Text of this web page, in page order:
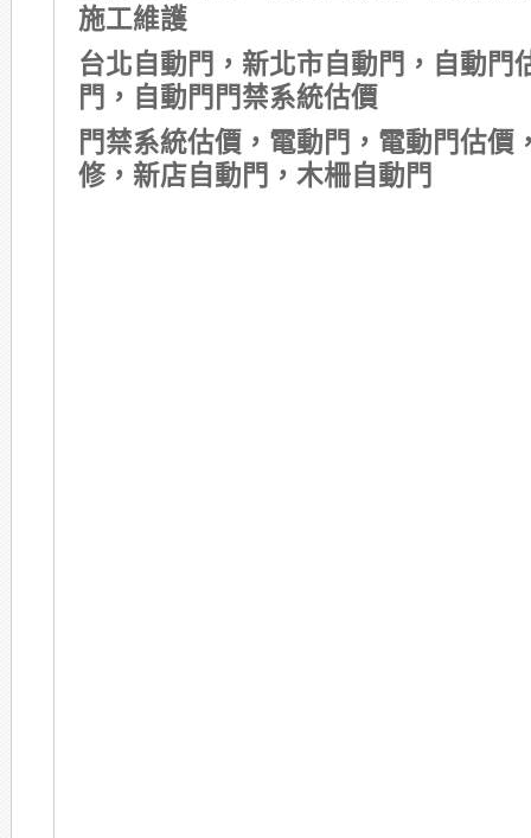
施工維護
台北自動門，新北市自動門，自動門
門，自動門門禁系統估價
門禁系統估價，電動門，電動門估價
修，新店自動門，木柵自動門